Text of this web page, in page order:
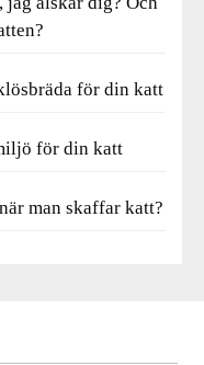
för din katt
för din katt
man skaffar katt?